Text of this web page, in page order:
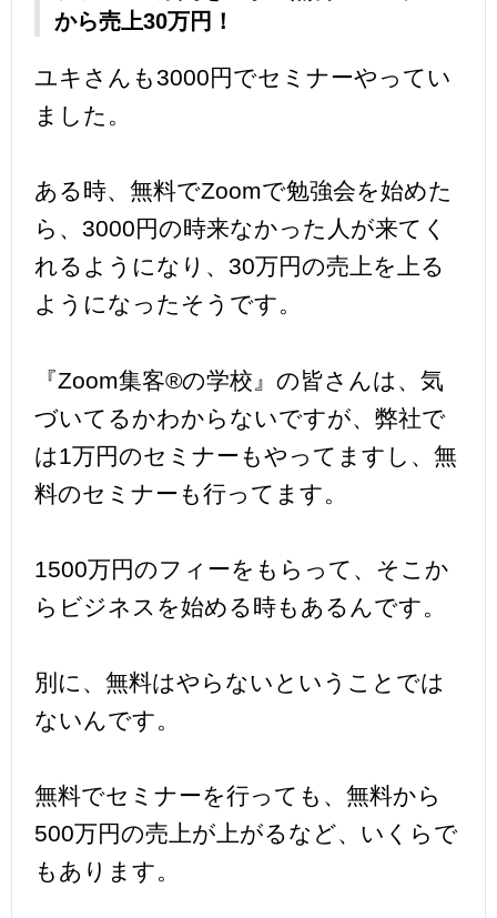
から売上30万円！
ユキさんも3000円でセミナーやってい
ました。
ある時、無料でZoomで勉強会を始めた
ら、3000円の時来なかった人が来てく
れるようになり、30万円の売上を上る
ようになったそうです。
『Zoom集客®︎の学校』の皆さんは、気
づいてるかわからないですが、弊社で
は1万円のセミナーもやってますし、無
料のセミナーも行ってます。
1500万円のフィーをもらって、そこか
らビジネスを始める時もあるんです。
別に、無料はやらないということでは
ないんです。
無料でセミナーを行っても、無料から
500万円の売上が上がるなど、いくらで
もあります。